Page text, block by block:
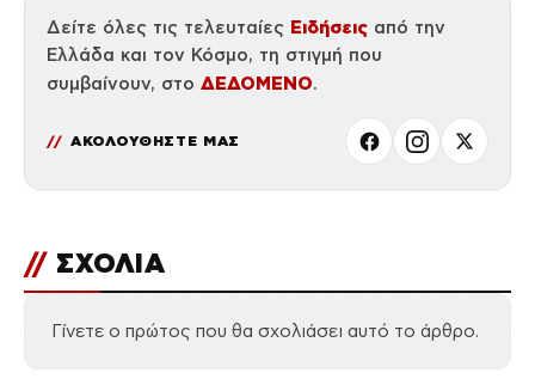
Δείτε όλες τις τελευταίες Ειδήσεις από την
Ελλάδα και τον Κόσμο, τη στιγμή που
συμβαίνουν, στο ΔΕΔΟΜΕΝΟ.
ΑΚΟΛΟΥΘΗΣΤΕ ΜΑΣ
// ΣΧΟΛΙΑ
Γίνετε ο πρώτος που θα σχολιάσει αυτό το άρθρο.